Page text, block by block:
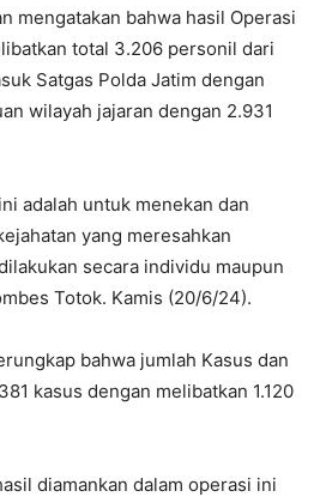
mengatakan bahwa hasil Operasi
total 3.206 personil dari
Satgas Polda Jatim dengan
wilayah jajaran dengan 2.931
adalah untuk menekan dan
yang meresahkan
secara individu maupun
Totok. Kamis (20/6/24).
bahwa jumlah Kasus dan
kasus dengan melibatkan 1.120
diamankan dalam operasi ini